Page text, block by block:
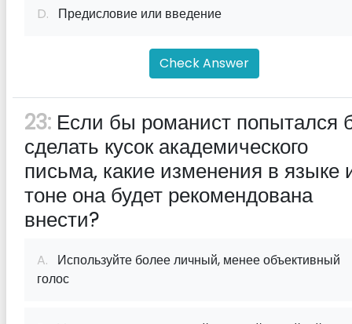
D. Предисловие или введение
Check Answer
23: Если бы романист попытался
сделать кусок академического
письма, какие изменения в языке
тоне она будет рекомендована
внести?
A. Используйте более личный, менее объективный
голос